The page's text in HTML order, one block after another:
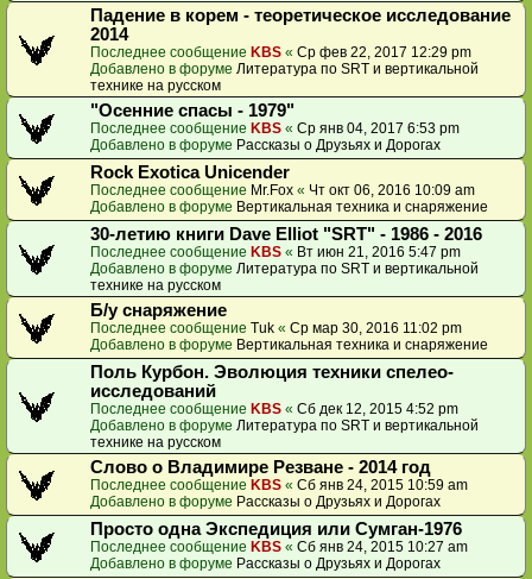
Падение в корем - теоретическое исследование
2014
Последнее сообщение KBS « Ср фев 22, 2017 12:29 pm
Добавлено в форуме Литература по SRT и вертикальной
технике на русском
"Осенние спасы - 1979"
Последнее сообщение KBS « Ср янв 04, 2017 6:53 pm
Добавлено в форуме Рассказы о Друзьях и Дорогах
Rock Exotica Unicender
Последнее сообщение Mr.Fox « Чт окт 06, 2016 10:09 am
Добавлено в форуме Вертикальная техника и снаряжение
30-летию книги Dave Elliot "SRT" - 1986 - 2016
Последнее сообщение KBS « Вт июн 21, 2016 5:47 pm
Добавлено в форуме Литература по SRT и вертикальной
технике на русском
Б/у снаряжение
Последнее сообщение Tuk « Ср мар 30, 2016 11:02 pm
Добавлено в форуме Вертикальная техника и снаряжение
Поль Курбон. Эволюция техники спелео-
исследований
Последнее сообщение KBS « Сб дек 12, 2015 4:52 pm
Добавлено в форуме Литература по SRT и вертикальной
технике на русском
Слово о Владимире Резване - 2014 год
Последнее сообщение KBS « Сб янв 24, 2015 10:59 am
Добавлено в форуме Рассказы о Друзьях и Дорогах
Просто одна Экспедиция или Сумган-1976
Последнее сообщение KBS « Сб янв 24, 2015 10:27 am
Добавлено в форуме Рассказы о Друзьях и Дорогах